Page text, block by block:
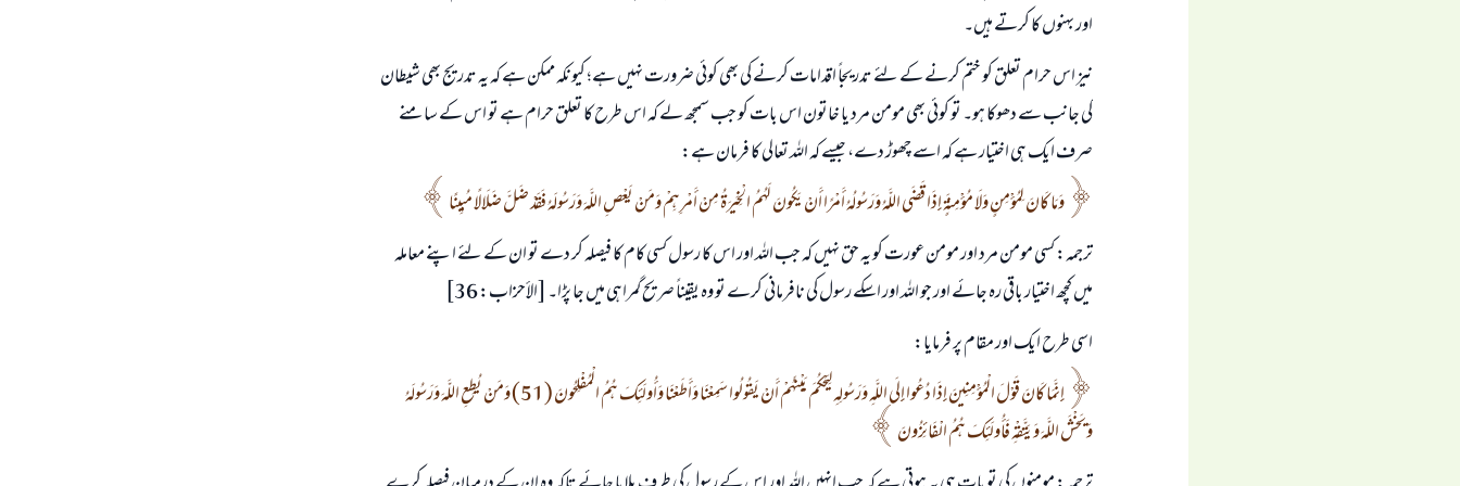
اور بہنوں کا کرتے ہیں۔
نیز اس حرام تعلق کو ختم کرنے کے لئے تدریجاً اقدامات کرنے کی بھی کوئی ضرورت نہیں ہے؛ کیونکہ ممکن ہے کہ یہ تدریج بھی شیطان
کی جانب سے دھوکا ہو۔ تو کوئی بھی مومن مرد یا خاتون اس بات کو جب سمجھ لے کہ اس طرح کا تعلق حرام ہے تو اس کے سامنے
صرف ایک ہی اختیار ہے کہ اسے چھوڑ دے، جیسے کہ اللہ تعالی کا فرمان ہے:
وَمَا كَانَ لِمُؤْمِنٍ وَلَا مُؤْمِنَةٍ إِذَا قَضَى اللَّهُ وَرَسُولُهُ أَمْرًا أَنْ يَكُونَ لَهُمُ الْخِيَرَةُ مِنْ أَمْرِهِمْ وَمَنْ يَعْصِ اللَّهَ وَرَسُولَهُ فَقَدْ ضَلَّ ضَلَالًا مُبِينًا
ترجمہ: کسی مومن مرد اور مومن عورت کو یہ حق نہیں کہ جب اللہ اور اس کا رسول کسی کام کا فیصلہ کر دے تو ان کے لئے اپنے معاملہ
میں کچھ اختیار باقی رہ جائے اور جو اللہ اور اسکے رسول کی نافرمانی کرے تو وہ یقیناً صریح گمراہی میں جا پڑا۔ [الأحزاب: 36]
اسی طرح ایک اور مقام پر فرمایا:
إِنَّمَا كَانَ قَوْلَ الْمُؤْمِنِينَ إِذَا دُعُوا إِلَى اللَّهِ وَرَسُولِهِ لِيَحْكُمَ بَيْنَهُمْ أَنْ يَقُولُوا سَمِعْنَا وَأَطَعْنَا وَأُولَئِكَ هُمُ الْمُفْلِحُونَ (51) وَمَنْ يُطِعِ اللَّهَ وَرَسُولَهُ
وَيَخْشَ اللَّهَ وَيَتَّقْهِ فَأُولَئِكَ هُمُ الْفَائِزُونَ
جواب نمبر 110845 نے نکاح ٹوٹنے سے بچایا۔
امت مسلمہ کے واسطے جوابات پیش کرنے کے لیے ہماری مدد کریں
نیکی کی رہنمائی کرنے والے کو بھی نیکی کرنے والے کے برابر اجر ملتا ہے۔
(مسلم : 1893)